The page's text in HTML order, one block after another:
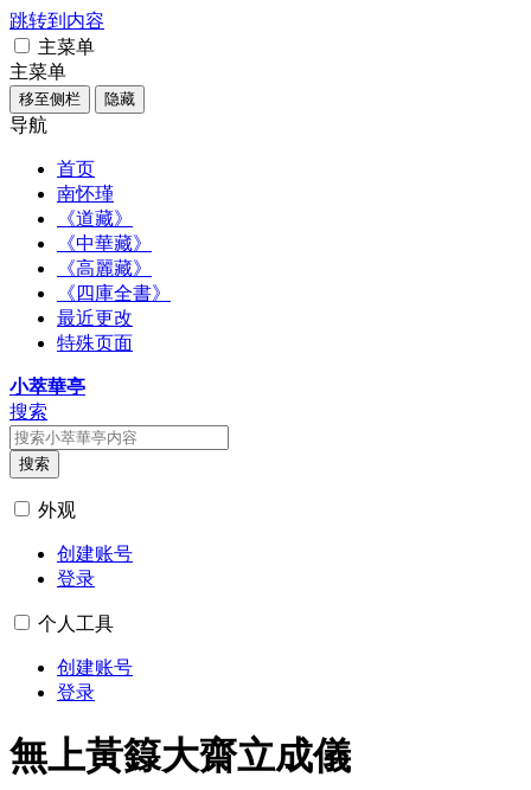
跳转到内容
主菜单
主菜单
移至侧栏 隐藏
导航
首页
南怀瑾
《道藏》
《中華藏》
《高麗藏》
《四庫全書》
最近更改
特殊页面
小萃華亭
搜索
搜索
外观
创建账号
登录
个人工具
创建账号
登录
無上黃籙大齋立成儀